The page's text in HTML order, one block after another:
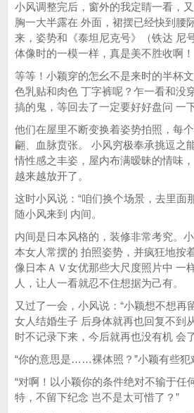
小风调整完后，窗外的我定睛一看，
胸一大半露在 外面，裙摆已经快到腰
来，姿势和《泰坦尼克号》（铁达 尼
体像时的一模一样，真是美不胜收啊！
等等！小颖穿的怎幺不是来时的半杯
色乳贴和肉色 丁字裤呢？乍一看和没
搞的鬼，等回去了一定要好好盘问 一
他们在屋里不断变换着姿势拍照，每
翩、血脉贲张。 小风穷极奉承挑逗之
情性感之丰姿，屋内布满暧昧的情味
越来越放开了。
这时小风说：“咱们换个场景，去里面
随小风来到 内间。
内间是日本风格的，装修非常考究。
本女人常摆的 拍照姿势，并疯狂地按
像日本ＡＶ女优那些大尺度照片中 一
人，让人一看就忍不住想据为己有。
又过了一会，小风说：“小颖想不想再
女人结婚生子 后身体就再也回复不到
时不记录下来，今后就再也没有机 会
“你的意思是……裸体照？”小颖有些犯
“对啊！以小颖你的条件绝对不输于任
特，不留下纪念 岂不是太可惜了？”